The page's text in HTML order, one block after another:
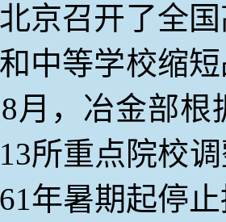
京召开了全
中等学校缩
月，冶金部
所重点院校
年暑期起停